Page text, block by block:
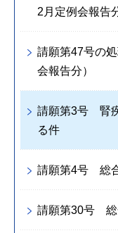
2月定例会報告
請願第47号の
会報告分）
請願第3号 腎
る件
請願第4号 総
請願第30号 総